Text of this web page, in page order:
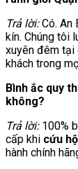
Trả lời:Có. An
kín. Chúng tôi
xuyên đêm tại
khách trong
Bình ắc quy
không?
Trả lời:100%
cấp khi cứu
hành chính